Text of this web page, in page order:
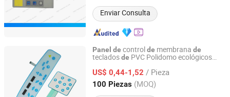
Enviar Consulta
Panel de controlde membrana de
tecladosde PVC Polidomo ecológicos
US$ 0,44-1,52 / Pieza
100 Piezas (MOQ)
Xiamen Xinbixi Electronic Technology Co., Ltd
Fujian, China Desde 2024